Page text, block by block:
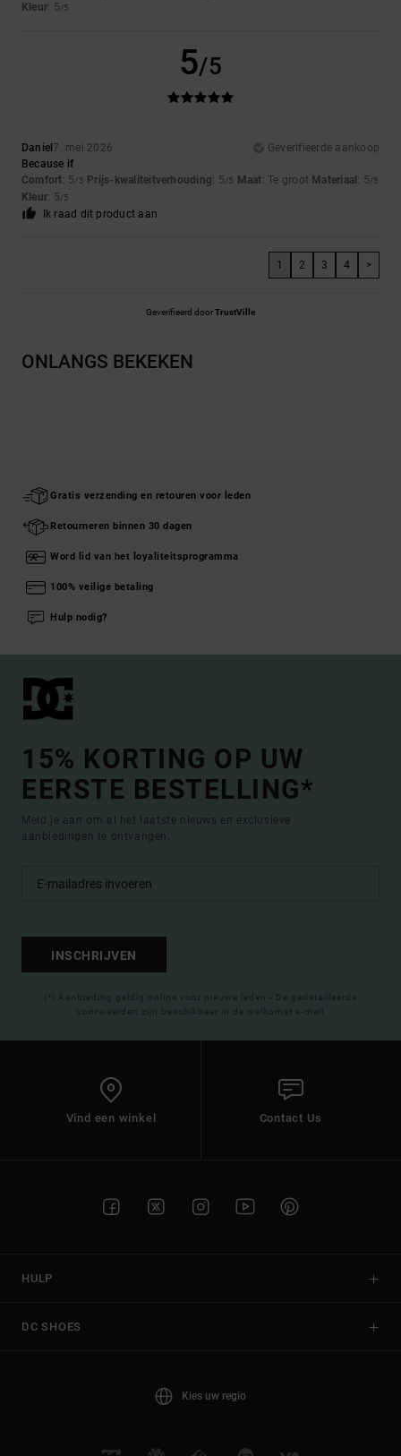
Kleur: 5/5
5/5
Daniel 7. mei 2026
Geverifieerde aankoop
Because if
Comfort: 5/5 Prijs-kwaliteitverhouding: 5/5 Maat: Te groot Materiaal : 5/5
Kleur: 5/5
Ik raad dit product aan
1 2 3 4 >
Geverifieerd doorTrustVille
ONLANGS BEKEKEN
Gratis verzending en retouren voor leden
Retourneren binnen 30 dagen
Word lid van het loyaliteitsprogramma
100% veilige betaling
Hulp nodig?
15% KORTING OP UW
EERSTE BESTELLING*
Meld je aan om al het laatste nieuws en exclusieve
aanbiedingen te ontvangen.
INSCHRIJVEN
(*) Aanbieding geldig online voor nieuwe leden - De gedetailleerde
voorwaarden zijn beschikbaar in de welkomst e-mail
Vind een winkel Contact Us
HULP
DC SHOES
Kies uw regio